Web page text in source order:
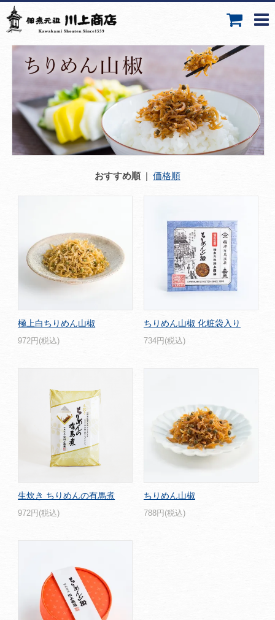
おすすめ順| 価格順
極上白ちりめん山椒
972円(税込)
ちりめん山椒 化粧袋入り
734円(税込)
生炊き ちりめんの有馬煮
972円(税込)
ちりめん山椒
788円(税込)